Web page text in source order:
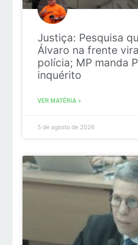
Justiça: Pesquisa
Álvaro na frente
polícia; MP manda
inquérito
VER MATÉRIA »
5 de agosto de 2026